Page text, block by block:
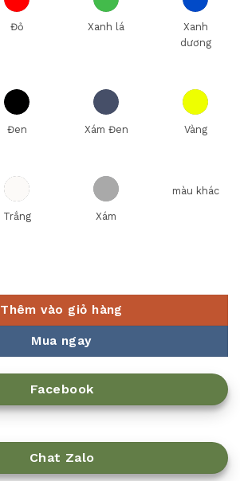
Đỏ Xanh lá
Xanh
dương
Đen Xám Đen Vàng
Trắng Xám
màu khác
Thêm vào giỏ hàng
Mua ngay
Facebook
Chat Zalo